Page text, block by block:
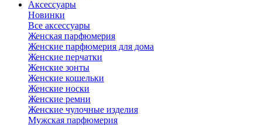
Аксессуары
Новинки
Все аксессуары
Женская парфюмерия
Женские парфюмерия для дома
Женские перчатки
Женские зонты
Женские кошельки
Женские носки
Женские ремни
Женские чулочные изделия
Мужская парфюмерия